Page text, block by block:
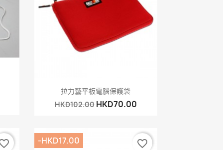
快速查看
拉力藝平板電腦保護袋
HKD102.00 HKD70.00
-HKD17.00 favorite_border